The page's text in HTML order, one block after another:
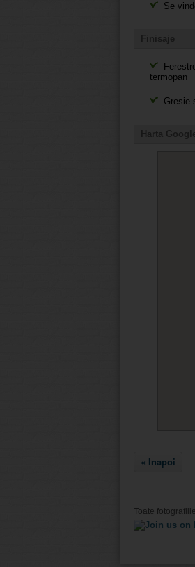
Se
Finisaje
termopan
Gresie
Harta
« Inapoi
Toate